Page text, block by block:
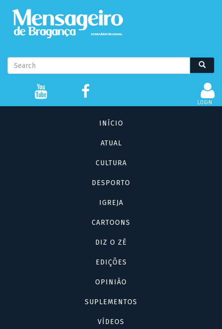
para
conteúdo
Formulário
pesquisa
Search Search
LOGIN
INÍCIO
ATUAL
CULTURA
DESPORTO
IGREJA
CARTOONS
DIZ O ZÉ
EDIÇÕES
OPINIÃO
SUPLEMENTOS
VÍDEOS